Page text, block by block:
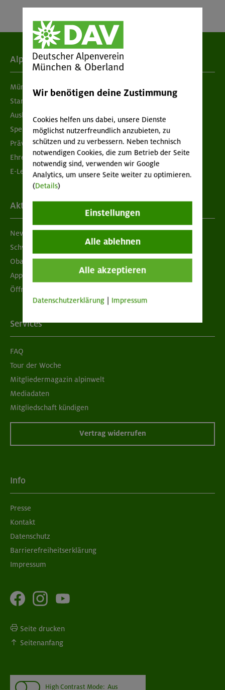
Alpenverein
München & Oberland
Standorte
Ausbildung & Jobs
Spenden
Prävention sexualisierter Gewalt
Ehrenamtsbörse
E-Learning
Aktuelles
Newsletter
Schwarzes Brett
Obacht geben!
App "Mein DAV+"
Öffnungszeiten
Services
FAQ
Tour der Woche
Mitgliedermagazin alpinwelt
Mediadaten
Mitgliedschaft kündigen
Vertrag widerrufen
Info
Presse
Kontakt
Datenschutz
Barrierefreiheitserklärung
Impressum
Seite drucken
Seitenanfang
High Contrast Mode: Aus
Wir benötigen deine Zustimmung
Cookies helfen uns dabei, unsere Dienste
möglichst nutzerfreundlich anzubieten, zu
schützen und zu verbessern. Neben technisch
notwendigen Cookies, die zum Betrieb der Seite
notwendig sind, verwenden wir Google
Analytics, um unsere Seite weiter zu optimieren.
(Details)
Einstellungen
Alle ablehnen
Alle akzeptieren
Datenschutzerklärung Impressum